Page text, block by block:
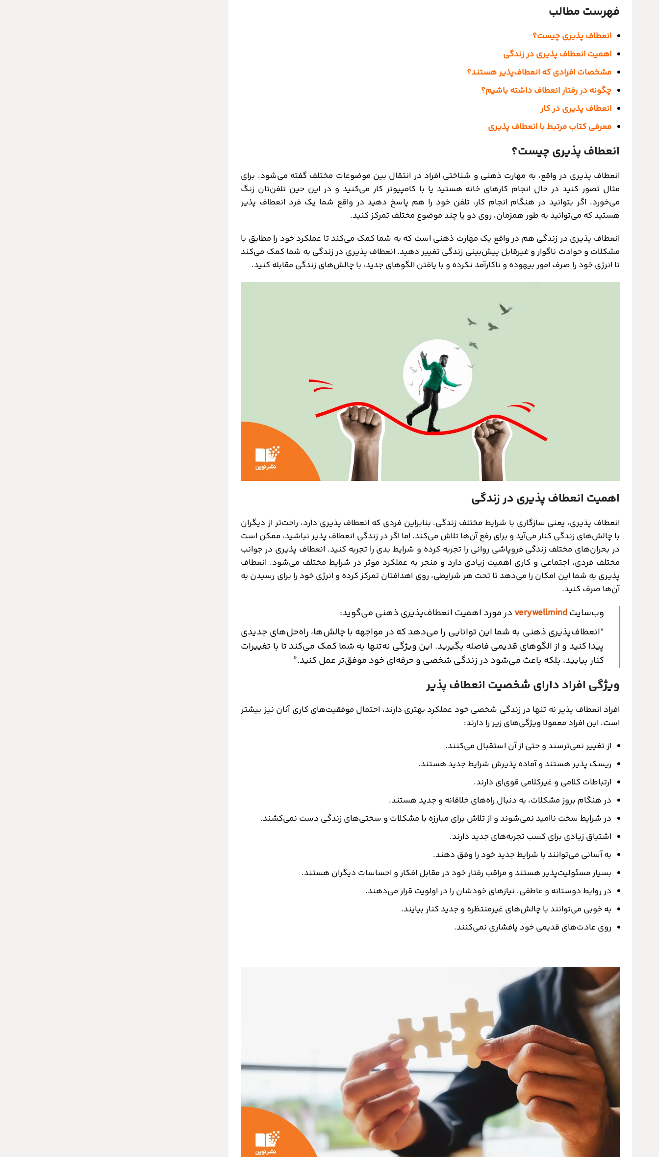
فهرست مطالب
انعطاف پذیری چیست؟
اهمیت انعطاف ‌پذیری در زندگی
مشخصات افرادی که انعطاف‌پذیر هستند؟
چگونه در رفتار انعطاف داشته باشیم؟
انعطاف پذیری در کار
معرفی کتاب مرتبط با انعطاف پذیری
انعطاف پذیری چیست؟
انعطاف پذیری در واقع، به مهارت ذهنی و شناختی افراد در انتقال بین موضوعات مختلف گفته می‌شود. برای
مثال تصور کنید در حال انجام کارهای خانه هستید یا با کامپیوتر کار می‌کنید و در این حین تلفن‌تان زنگ
می‌خورد. اگر بتوانید در هنگام انجام کار، تلفن خود را هم پاسخ دهید در واقع شما یک فرد انعطاف پذیر
هستید که می‌توانید به طور همزمان، روی دو یا چند موضوع مختلف تمرکز کنید.
انعطاف پذیری در زندگی هم در واقع یک مهارت ذهنی است که به شما کمک می‌کند تا عملکرد خود را مطابق با
مشکلات و حوادث ناگوار و غیرقابل پیش‌بینی زندگی تغییر دهید. انعطاف پذیری در زندگی به شما کمک می‌کند
تا انرژی خود را صرف امور بیهوده و ناکارآمد نکرده و با یافتن الگوهای جدید، با چالش‌های زندگی مقابله کنید.
اهمیت انعطاف ‌پذیری در زندگی
انعطاف پذیری، یعنی سازگاری با شرایط مختلف زندگی. بنابراین فردی که انعطاف پذیری دارد، راحت‌تر از دیگران
با چالش‌های زندگی کنار می‌آید و برای رفع آن‌ها تلاش می‌کند. اما اگر در زندگی انعطاف پذیر نباشید، ممکن است
در بحران‌های مختلف زندگی فروپاشی روانی را تجربه کرده و شرایط بدی را تجربه کنید. انعطاف پذیری در جوانب
مختلف فردی، اجتماعی و کاری اهمیت زیادی دارد و منجر به عملکرد موثر در شرایط مختلف می‌شود. انعطاف
پذیری به شما این امکان را می‌دهد تا تحت هر شرایطی، روی اهدافتان تمرکز کرده و انرژی خود را برای رسیدن به
آن‌ها صرف کنید.
وب‌سایتverywellmind در مورد اهمیت انعطاف‌پذیری ذهنی می‌گوید:
“انعطاف‌پذیری ذهنی به شما این توانایی را می‌دهد که در مواجهه با چالش‌ها، راه‌حل‌های جدیدی
پیدا کنید و از الگوهای قدیمی فاصله بگیرید. این ویژگی نه‌تنها به شما کمک می‌کند تا با تغییرات
کنار بیایید، بلکه باعث می‌شود در زندگی شخصی و حرفه‌ای خود موفق‌تر عمل کنید.”
ویژگی افراد دارای شخصیت انعطاف پذیر
افراد انعطاف پذیر نه تنها در زندگی شخصی خود عملکرد بهتری دارند، احتمال موفقیت‌های کاری آنان نیز بیشتر
است. این افراد معمولا ویژگی‌های زیر را دارند:
از تغییر نمی‌ترسند و حتی از آن استقبال می‌کنند.
ریسک پذیر هستند و آماده پذیرش شرایط جدید هستند.
ارتباطات کلامی و غیرکلامی قوی‌ای دارند.
در هنگام بروز مشکلات، به دنبال راه‌های خلاقانه و جدید هستند.
در شرایط سخت ناامید نمی‌شوند و از تلاش برای مبارزه با مشکلات و سختی‌های زندگی دست نمی‌کشند.
اشتیاق زیادی برای کسب تجربه‌های جدید دارند.
به آسانی می‌توانند با شرایط جدید خود را وفق دهند.
بسیار مسئولیت‌پذیر هستند و مراقب رفتار خود در مقابل افکار و احساسات دیگران هستند.
در روابط دوستانه و عاطفی، نیازهای خودشان را در اولویت قرار می‌دهند.
به خوبی می‌توانند با چالش‌های غیرمنتظره و جدید کنار بیایند.
روی عادت‌های قدیمی خود پافشاری نمی‌کنند.